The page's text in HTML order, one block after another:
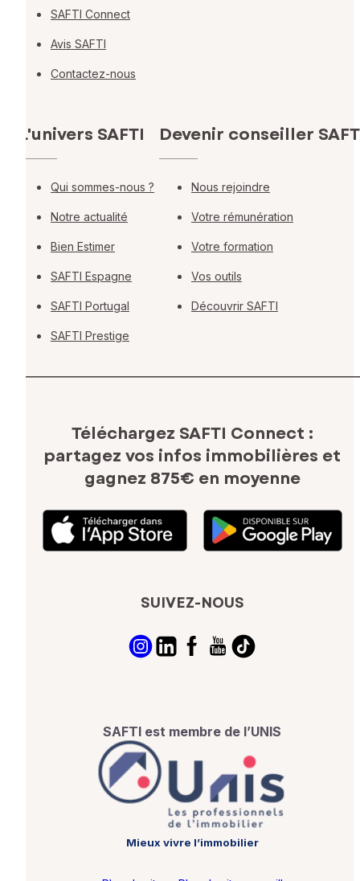
SAFTI Connect
Avis SAFTI
Contactez-nous
L'univers SAFTI
Qui sommes-nous ?
Notre actualité
Bien Estimer
SAFTI Espagne
SAFTI Portugal
SAFTI Prestige
Devenir conseiller
Nous rejoindre
Votre rémunération
Votre formation
Vos outils
Découvrir SAFTI
Téléchargez SAFTI Connect :
partagez vos infos immobilières et
gagnez 875€ en moyenne
SUIVEZ-NOUS
SAFTI est membre de l’UNIS
Mieux vivre l’immobilier